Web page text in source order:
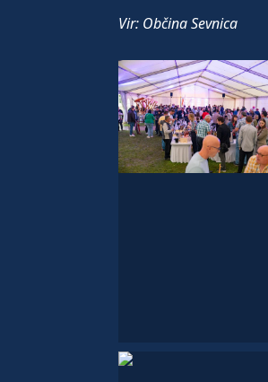
Vir: Občina Sevnica